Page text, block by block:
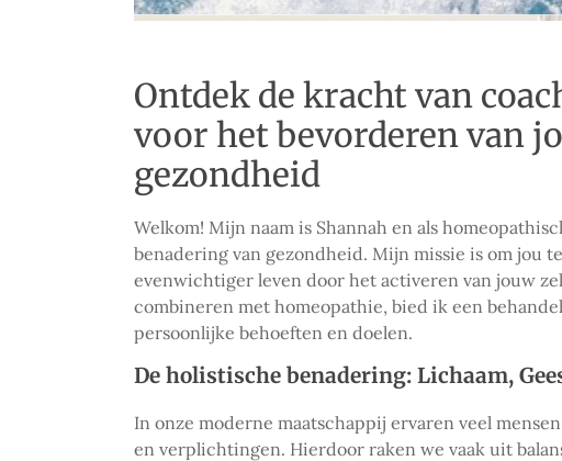
Ontdek de kracht van
voor het bevorderen van
gezondheid
Welkom! Mijn naam is Shannah en als
benadering van gezondheid. Mijn missie is om jou
evenwichtiger leven door het activeren van jouw
combineren met homeopathie, bied ik een
persoonlijke behoeften en doelen.
De holistische benadering: Lichaam,
In onze moderne maatschappij ervaren veel
en verplichtingen. Hierdoor raken we vaak uit